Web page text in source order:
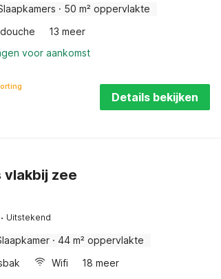
· 50 m² oppervlakte
douche
13 meer
voor aankomst
Details bekijken
vlakbij zee
· Uitstekend
· 44 m² oppervlakte
Wifi
18 meer